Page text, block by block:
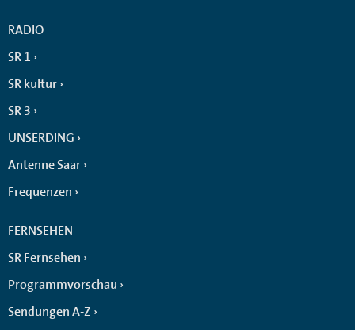
RADIO
SR 1
SR kultur
SR 3
UNSERDING
Antenne Saar
Frequenzen
FERNSEHEN
SR Fernsehen
Programmvorschau
Sendungen A-Z